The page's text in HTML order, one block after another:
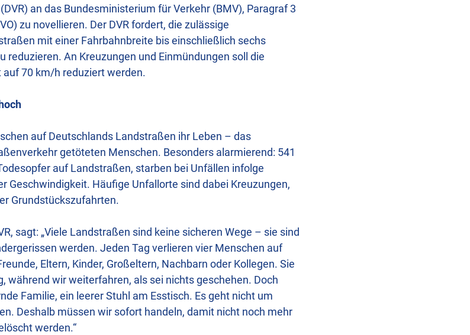
an das Bundesministerium für Verkehr (BMV), Paragraf 3
zu novellieren. Der DVR fordert, die zulässige
mit einer Fahrbahnbreite bis einschließlich sechs
reduzieren. An Kreuzungen und Einmündungen soll die
70 km/h reduziert werden.
auf Deutschlands Landstraßen ihr Leben – das
getöteten Menschen. Besonders alarmierend: 541
auf Landstraßen, starben bei Unfällen infolge
Geschwindigkeit. Häufige Unfallorte sind dabei Kreuzungen,
Grundstückszufahrten.
sagt: „Viele Landstraßen sind keine sicheren Wege – sie sind
werden. Jeden Tag verlieren vier Menschen auf
Eltern, Kinder, Großeltern, Nachbarn oder Kollegen. Sie
während wir weiterfahren, als sei nichts geschehen. Doch
Familie, ein leerer Stuhl am Esstisch. Es geht nicht um
Deshalb müssen wir sofort handeln, damit nicht noch mehr
werden.“